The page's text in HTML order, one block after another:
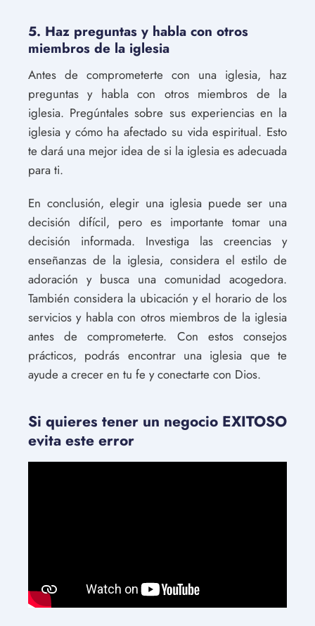
5. Haz preguntas y habla con otros
miembros de la iglesia
Antes de comprometerte con una iglesia, haz
preguntas y habla con otros miembros de la
iglesia. Pregúntales sobre sus experiencias en la
iglesia y cómo ha afectado su vida espiritual. Esto
te dará una mejor idea de si la iglesia es adecuada
para ti.
En conclusión, elegir una iglesia puede ser una
decisión difícil, pero es importante tomar una
decisión informada. Investiga las creencias y
enseñanzas de la iglesia, considera el estilo de
adoración y busca una comunidad acogedora.
También considera la ubicación y el horario de los
servicios y habla con otros miembros de la iglesia
antes de comprometerte. Con estos consejos
prácticos, podrás encontrar una iglesia que te
ayude a crecer en tu fe y conectarte con Dios.
Si quieres tener un negocio EXITOSO
evita este error